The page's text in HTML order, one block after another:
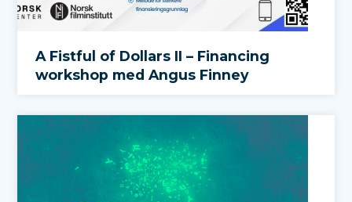
A Fistful of Dollars II – Financing
workshop med Angus Finney